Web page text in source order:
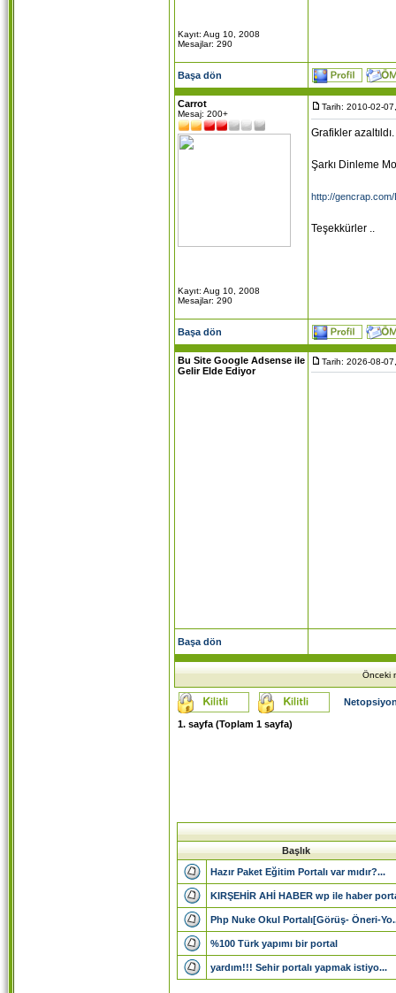
Kayıt: Aug 10, 2008
Mesajlar: 290
Başa dön
Carrot
Mesaj: 200+
Kayıt: Aug 10, 2008
Mesajlar: 290
Tarih: 2010-02-
Grafikler azaltıldı.
Şarkı Dinleme
http://gencrap.com/
Teşekkürler ..
Başa dön
Bu Site Google Adsense ile
Gelir Elde Ediyor
Tarih: 2026-08-
Başa dön
Önceki
1. sayfa (Toplam 1 sayfa)
Başlık
Hazır Paket Eğitim Portalı var mıdır?...
KIRŞEHİR AHİ HABER wp ile haber
Php Nuke Okul Portalı[Görüş- Öneri-
%100 Türk yapımı bir portal
yardım!!! Sehir portalı yapmak istiyo...